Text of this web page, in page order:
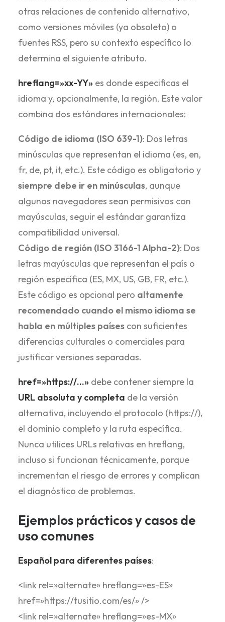
otras relaciones de contenido alternativo,
como versiones móviles (ya obsoleto) o
fuentes RSS, pero su contexto específico lo
determina el siguiente atributo.
hreflang=»xx-YY» es donde especificas el
idioma y, opcionalmente, la región. Este valor
combina dos estándares internacionales:
Código de idioma (ISO 639-1): Dos letras
minúsculas que representan el idioma (es, en,
fr, de, pt, it, etc.). Este código es obligatorio y
siempre debe ir en minúsculas, aunque
algunos navegadores sean permisivos con
mayúsculas, seguir el estándar garantiza
compatibilidad universal.
Código de región (ISO 3166-1 Alpha-2): Dos
letras mayúsculas que representan el país o
región específica (ES, MX, US, GB, FR, etc.).
Este código es opcional pero altamente
recomendado cuando el mismo idioma se
habla en múltiples países con suficientes
diferencias culturales o comerciales para
justificar versiones separadas.
href=»https://…» debe contener siempre la
URL absoluta y completa de la versión
alternativa, incluyendo el protocolo (https://),
el dominio completo y la ruta específica.
Nunca utilices URLs relativas en hreflang,
incluso si funcionan técnicamente, porque
incrementan el riesgo de errores y complican
el diagnóstico de problemas.
Ejemplos prácticos y casos de
uso comunes
Español para diferentes países:
<link rel=»alternate» hreflang=»es-ES»
href=»https://tusitio.com/es/» />
<link rel=»alternate» hreflang=»es-MX»